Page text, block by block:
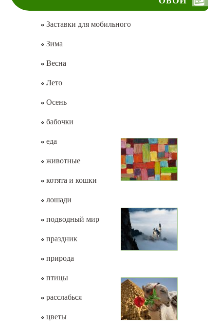
Заставки для мобильного
Зима
Весна
Лето
Осень
бабочки
еда
животные
котята и кошки
лошади
подводный мир
праздник
природа
птицы
расслабься
цветы